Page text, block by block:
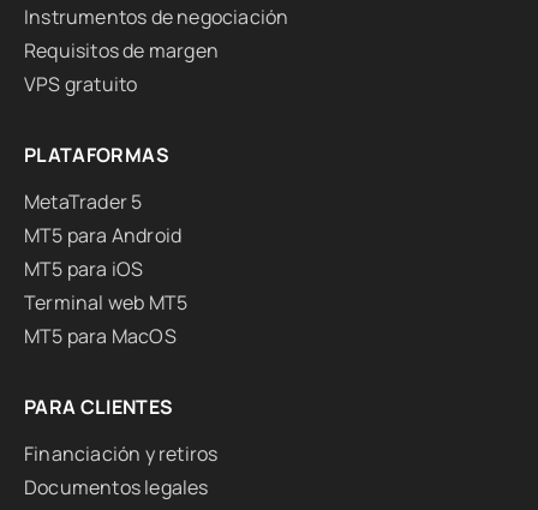
Instrumentos de negociación
Requisitos de margen
VPS gratuito
PLATAFORMAS
MetaTrader 5
MT5 para Android
MT5 para iOS
Terminal web MT5
MT5 para MacOS
PARA CLIENTES
Financiación y retiros
Documentos legales